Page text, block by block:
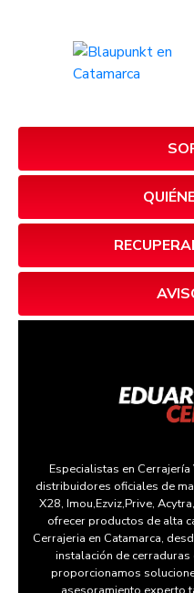
Especialistas en
distribuidores oficiales de
X28, Imou,Ezviz,Prive,
ofrecer productos de alta
Cerrajeria en Catamarca,
instalación de
proporcionamos